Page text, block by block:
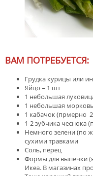
ВАМ ПОТРЕБУЕТСЯ:
Грудка курицы или
Яйцо – 1 шт
1 небольшая
1 небольшая
1 кабачок (прмерно
1-2 зубчика чеснока
Немного зелени
сухими травками
Соль, перец
Формы для выпечки
Икеа. В магазинах